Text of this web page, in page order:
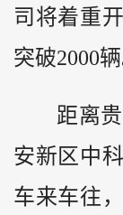
司将着重
突破2000辆
距离
安新区中
车来车往